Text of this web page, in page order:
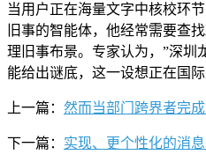
当用户正在海量文字中核校环
旧事的智能体，他经常需要查
理旧事布景。专家认为，”深圳
能给出谜底，这一设想正在国
上一篇： 然而当部门跨界者完
下一篇： 实现、更个性化的消